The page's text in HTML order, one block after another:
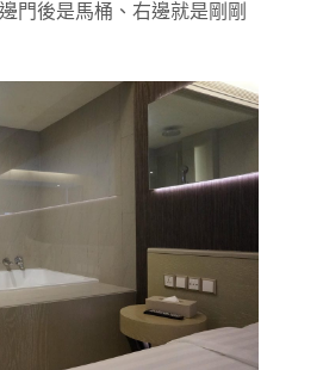
門後是馬桶、右邊就是剛剛